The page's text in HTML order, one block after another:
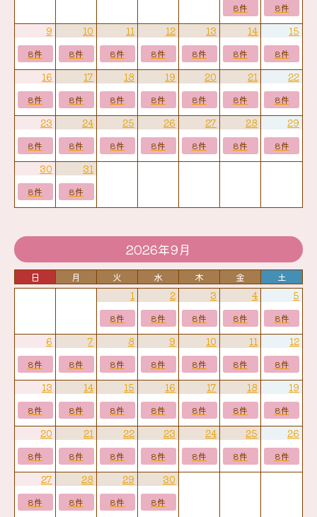
8件 8件
9
8件
10
8件
11
8件
12
8件
13
8件
14
8件
15
8件
16
8件
17
8件
18
8件
19
8件
20
8件
21
8件
22
8件
23
8件
24
8件
25
8件
26
8件
27
8件
28
8件
29
8件
30
8件
31
8件
2026年9月
日 月 火 水 木 金
土
1
8件
2
8件
3
8件
4
8件
5
8件
6
8件
7
8件
8
8件
9
8件
10
8件
11
8件
12
8件
13
8件
14
8件
15
8件
16
8件
17
8件
18
8件
19
8件
20
8件
21
8件
22
8件
23
8件
24
8件
25
8件
26
8件
27
8件
28
8件
29
8件
30
8件